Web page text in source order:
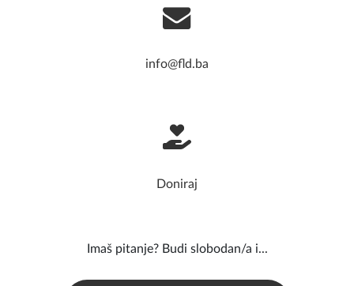
info@fld.ba
Doniraj
Imaš pitanje? Budi slobodan/a i...